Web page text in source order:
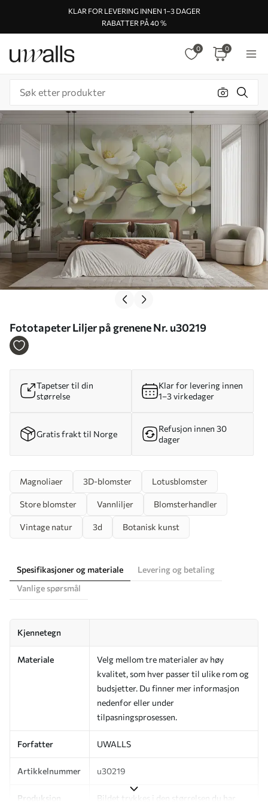
KLAR FOR LEVERING INNEN 1–3 DAGER
RABATTER PÅ 40 %
0 0
Fototapeter Liljer på grenene Nr. u30219
Tapetser til din
størrelse
Klar for levering innen
1–3 virkedager
Gratis frakt til Norge
Refusjon innen 30
dager
Magnoliaer 3D-blomster Lotusblomster
Store blomster Vannliljer Blomsterhandler
Vintage natur 3d Botanisk kunst
Spesifikasjoner og materiale
Levering og betaling
Vanlige spørsmål
Kjennetegn
Materiale
Velg mellom tre materialer av høy
kvalitet, som hver passer til ulike rom og
budsjetter. Du finner mer informasjon
nedenfor eller under
tilpasningsprosessen.
Forfatter UWALLS
Artikkelnummer u30219
Produksjon
Bildet trykkes i den størrelsen du har